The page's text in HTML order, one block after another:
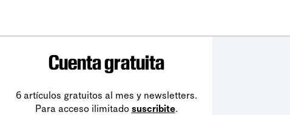
Cuenta gratuita
6 artículos gratuitos al mes y newsletters.
Para acceso ilimitado suscribite.